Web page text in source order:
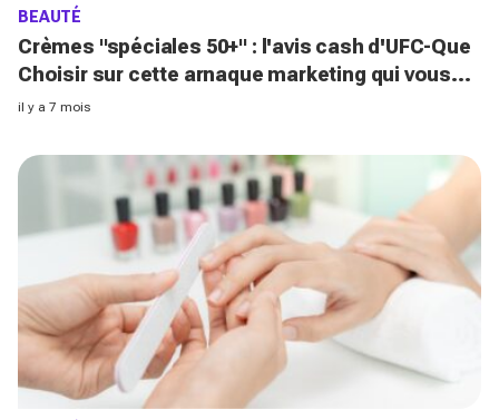
BEAUTÉ
Crèmes "spéciales 50+" : l'avis cash d'UFC-Que
Choisir sur cette arnaque marketing qui vous
coûte cher
il y a 7 mois